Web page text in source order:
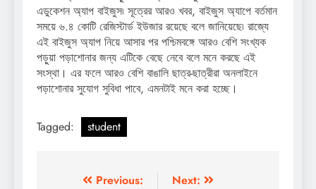
এডুকেশন অ্যাপ বাইজুস৷ সূত্রের আরও খবর, বাইজুস অ্যাপে বর্তমান
সময়ে ৬.৪ কোটি রেজিস্টার্ড ইউজার রয়েছে বলে জানিয়েছে৷ রাজ্যে
এই বাইজুস অ্যাপ নিয়ে আসার পর পশ্চিমবঙ্গে আরও বেশি সংখ্যক
পড়ুয়া পড়াশোনার জন্য এটিকে বেছে নেবে বলে মনে করছে এই
সংস্থা। এর ফলে আরও বেশি বাঙালি ছাত্র-ছাত্রীরা অনলাইনে
পড়াশোনার সুযোগ সুবিধা পাবে, এমনটাই মনে করা হচ্ছে।
Tagged: student
Previous:
Next: